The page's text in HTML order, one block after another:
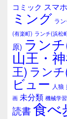
ア
コミック スマホ
ミング ラ
(有楽町) ランチ(浜松
原) ラン
山王・
王) ラン
ビュー 人狼
画 未分類 機械学
読書食べ